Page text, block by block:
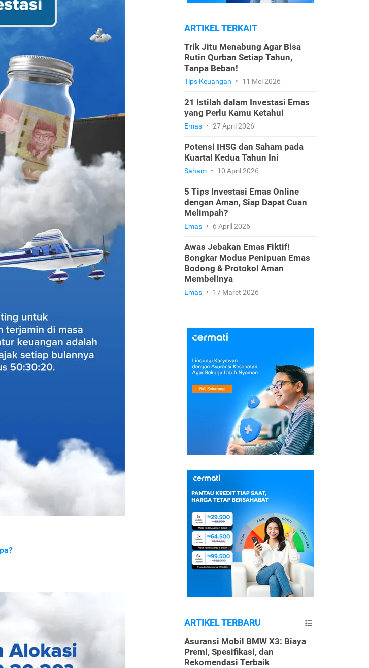
ARTIKEL TERKAIT
Trik Jitu Menabung Agar Bisa
Rutin Qurban Setiap Tahun,
Tanpa Beban!
Tips Keuangan • 11 Mei 2026
21 Istilah dalam Investasi Emas
yang Perlu Kamu Ketahui
Emas • 27 April 2026
Potensi IHSG dan Saham pada
Kuartal Kedua Tahun Ini
Saham • 10 April 2026
5 Tips Investasi Emas Online
dengan Aman, Siap Dapat Cuan
Melimpah?
Emas • 6 April 2026
Awas Jebakan Emas Fiktif!
Bongkar Modus Penipuan Emas
Bodong & Protokol Aman
Membelinya
Emas • 17 Maret 2026
ARTIKEL TERBARU
Asuransi Mobil BMW X3: Biaya
Premi, Spesifikasi, dan
Rekomendasi Terbaik